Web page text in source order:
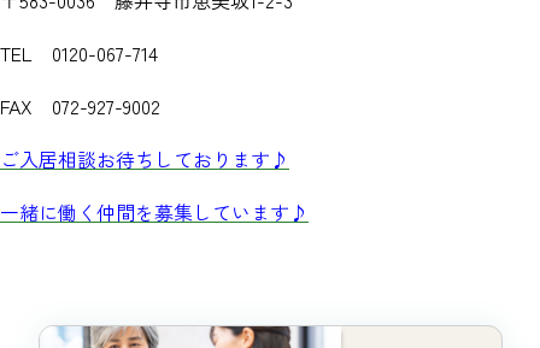
TEL 0120-067-714
FAX 072-927-9002
ご入居相談お待ちしております♪
一緒に働く仲間を募集しています♪